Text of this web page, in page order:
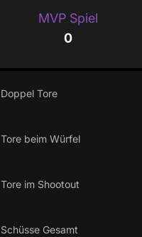
MVP Spiel
0
Doppel Tore
Tore beim Würfel
Tore im Shootout
Schüsse Gesamt